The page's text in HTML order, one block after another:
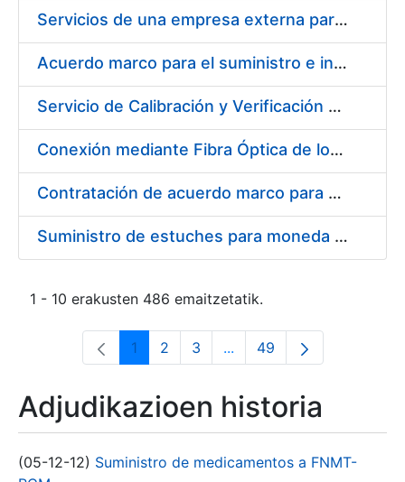
Servicios de una empresa externa para el asesoramiento y resolución de los recursos de alzada que se presentan relacionados con procesos de selección para la FNMT-RCM
Acuerdo marco para el suministro e instalación de persianas, estores y otros complementos
Servicio de Calibración y Verificación Externa de los Equipos de Medición del Servicio de Prevención de la FNMT-RCM
Conexión mediante Fibra Óptica de los Centros de Proceso de Datos (CPDs) de las sedes de la FNMT-RCM de Burgos y Madrid
Contratación de acuerdo marco para el Suministro de Material de Electricidad para la Fábrica Nacional de Moneda y Timbre-Real Casa de la Moneda en su centro de trabajo de Burgos
Suministro de estuches para moneda de 30 €
1 - 10 erakusten 486 emaitzetatik.
Orrialdea
1 Orrialdea
2 Orrialdea
3 ...Intermediate Pages Use
Orrialdea
49
Adjudikazioen historia
(05-12-12) Suministro de medicamentos a FNMT-